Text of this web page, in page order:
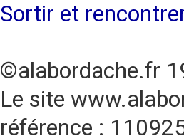
Sortir et
©alabordache.fr
Le site
référence :